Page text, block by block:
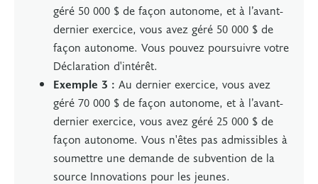
géré 50 000 $ de façon autonome, et à l’avant-
dernier exercice, vous avez géré 50 000 $ de
façon autonome. Vous pouvez poursuivre votre
Déclaration d'intérêt.
Exemple 3 : Au dernier exercice, vous avez
géré 70 000 $ de façon autonome, et à l’avant-
dernier exercice, vous avez géré 25 000 $ de
façon autonome. Vous n'êtes pas admissibles à
soumettre une demande de subvention de la
source Innovations pour les jeunes.